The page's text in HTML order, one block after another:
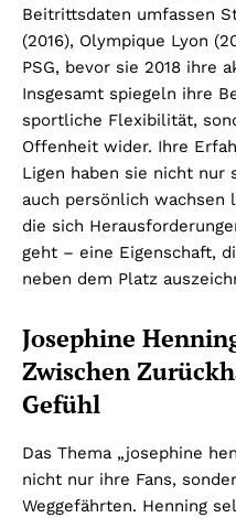
Beitrittsdaten umfassen
(2016), Olympique Lyon
PSG, bevor sie 2018 ihre
Insgesamt spiegeln ihre
sportliche Flexibilität,
Offenheit wider. Ihre
Ligen haben sie nicht nur
auch persönlich wachsen
die sich
geht – eine Eigenschaft,
neben dem Platz
Josephine
Zwischen
Gefühl
Das Thema „josephine
nicht nur ihre Fans,
Weggefährten. Henning